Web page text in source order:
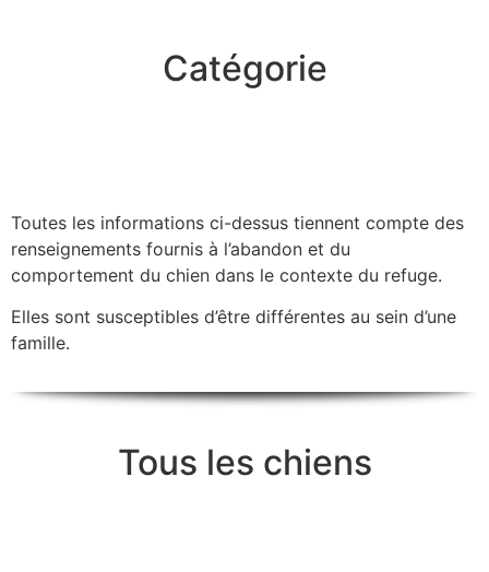
Catégorie
Toutes les informations ci-dessus tiennent compte des
renseignements fournis à l’abandon et du
comportement du chien dans le contexte du refuge.
Elles sont susceptibles d’être différentes au sein d’une
famille.
Tous les chiens